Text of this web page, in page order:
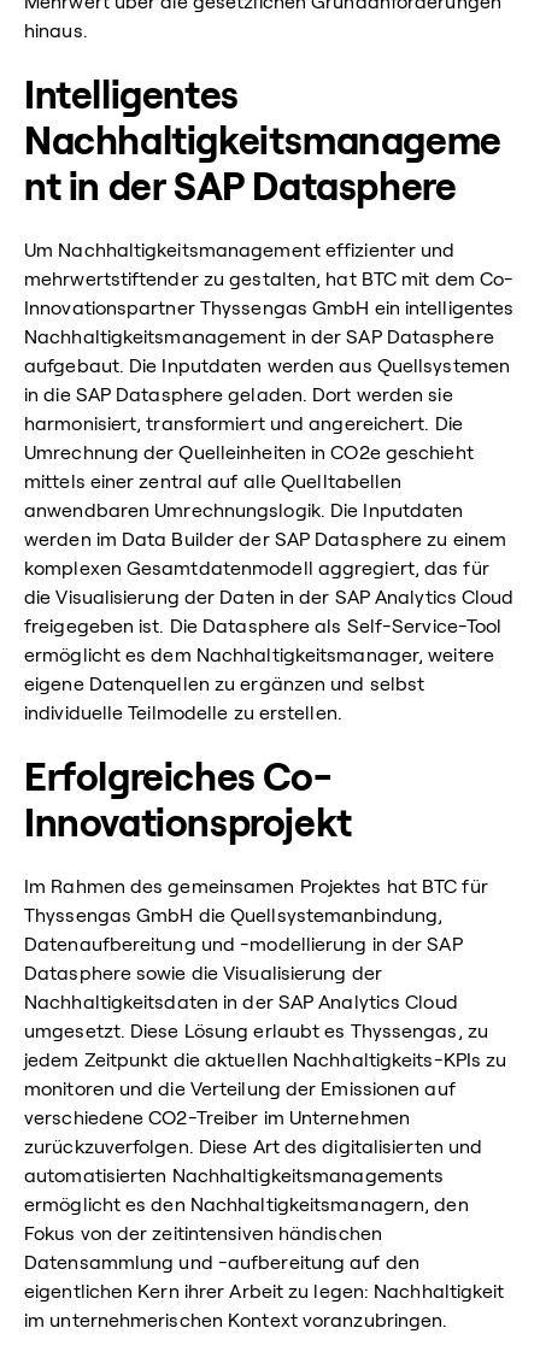
hinaus.
Intelligentes
Nachhaltigkeitsmanageme
nt in der SAP Datasphere
Um Nachhaltigkeitsmanagement effizienter und
mehrwertstiftender zu gestalten, hat BTC mit dem Co-
Innovationspartner Thyssengas GmbH ein intelligentes
Nachhaltigkeitsmanagement in der SAP Datasphere
aufgebaut. Die Inputdaten werden aus Quellsystemen
in die SAP Datasphere geladen. Dort werden sie
harmonisiert, transformiert und angereichert. Die
Umrechnung der Quelleinheiten in CO2e geschieht
mittels einer zentral auf alle Quelltabellen
anwendbaren Umrechnungslogik. Die Inputdaten
werden im Data Builder der SAP Datasphere zu einem
komplexen Gesamtdatenmodell aggregiert, das für
die Visualisierung der Daten in der SAP Analytics Cloud
freigegeben ist. Die Datasphere als Self-Service-Tool
ermöglicht es dem Nachhaltigkeitsmanager, weitere
eigene Datenquellen zu ergänzen und selbst
individuelle Teilmodelle zu erstellen.
Erfolgreiches Co-
Innovationsprojekt
Im Rahmen des gemeinsamen Projektes hat BTC für
Thyssengas GmbH die Quellsystemanbindung,
Datenaufbereitung und -modellierung in der SAP
Datasphere sowie die Visualisierung der
Nachhaltigkeitsdaten in der SAP Analytics Cloud
umgesetzt. Diese Lösung erlaubt es Thyssengas, zu
jedem Zeitpunkt die aktuellen Nachhaltigkeits-KPIs zu
monitoren und die Verteilung der Emissionen auf
verschiedene CO2-Treiber im Unternehmen
zurückzuverfolgen. Diese Art des digitalisierten und
automatisierten Nachhaltigkeitsmanagements
ermöglicht es den Nachhaltigkeitsmanagern, den
Fokus von der zeitintensiven händischen
Datensammlung und -aufbereitung auf den
eigentlichen Kern ihrer Arbeit zu legen: Nachhaltigkeit
im unternehmerischen Kontext voranzubringen.